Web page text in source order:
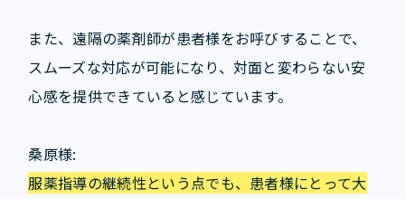
また、遠隔の薬剤師が患者様をお呼びすることで、
スムーズな対応が可能になり、対面と変わらない安
心感を提供できていると感じています。
桑原様:
服薬指導の継続性という点でも、患者様にとって大